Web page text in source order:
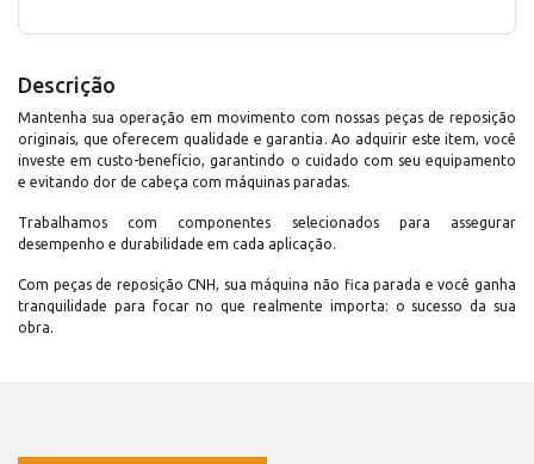
Descrição
Mantenha sua operação em movimento com nossas peças de reposição
originais, que oferecem qualidade e garantia. Ao adquirir este item, você
investe em custo-benefício, garantindo o cuidado com seu equipamento
e evitando dor de cabeça com máquinas paradas.
Trabalhamos com componentes selecionados para assegurar
desempenho e durabilidade em cada aplicação.
Com peças de reposição CNH, sua máquina não fica parada e você ganha
tranquilidade para focar no que realmente importa: o sucesso da sua
obra.